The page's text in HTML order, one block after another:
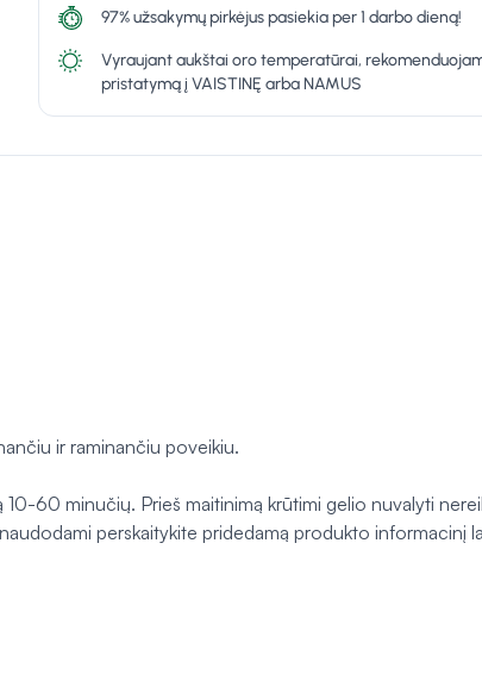
97% užsakymų pirkėjus pasiekia per 1 darbo dieną!
Vyraujant aukštai oro temperatūrai,
pristatymą į VAISTINĘ arba NAMUS
ir raminančiu poveikiu.
60 minučių. Prieš maitinimą krūtimi gelio nuvalyti
perskaitykite pridedamą produkto informacinį